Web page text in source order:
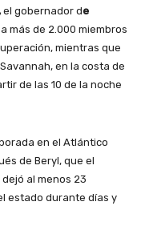
el gobernador de
más de 2.000 miembros
mientras que
en la costa de
de las 10 de la noche
en el Atlántico
de Beryl, que el
al menos 23
estado durante días y